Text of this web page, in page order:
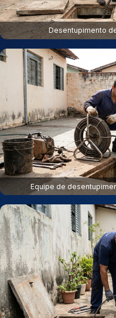
Desentupimento
Equipe de